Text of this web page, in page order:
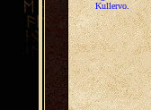
Kullervo.